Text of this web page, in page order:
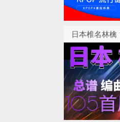
日本椎名林